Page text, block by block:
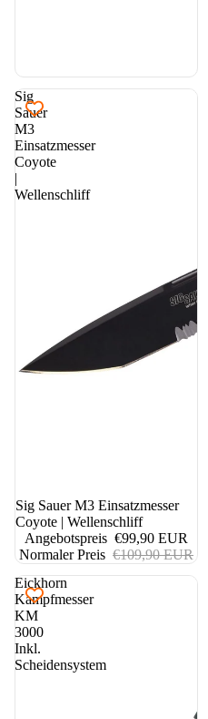
Sig
Sauer
M3
Einsatzmesser
Coyote
|
Wellenschliff
9%
Sig Sauer M3 Einsatzmesser
Coyote | Wellenschliff
Angebotspreis €99,90 EUR
Normaler Preis €109,90 EUR
Eickhorn
Kampfmesser
KM
3000
Inkl.
Scheidensystem